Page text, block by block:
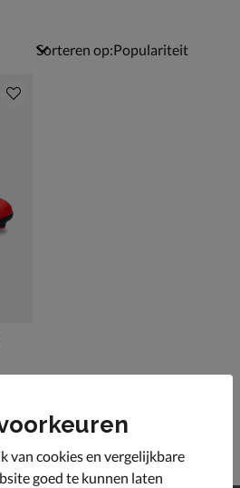
Sorteren op:
van cookies en vergelijkbare
goed te kunnen laten